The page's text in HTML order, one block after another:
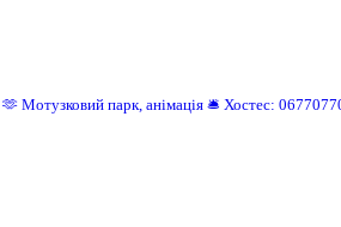
🫶 Мотузковий парк, анімація 🛎️ Хостес: